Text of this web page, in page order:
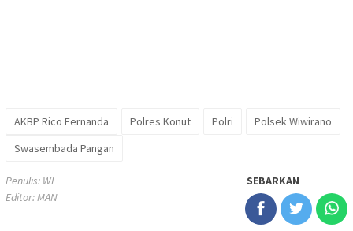
AKBP Rico Fernanda Polres Konut Polri
Polsek Wiwirano
Swasembada Pangan
Penulis: WI
Editor: MAN
SEBARKAN